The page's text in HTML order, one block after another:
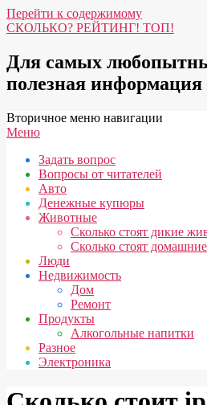
Перейти к содержимому
СКОЛЬКО? РЕЙТИНГ! ТОП!
Для самых
полезная информация
Вторичное меню навигации
Меню
Задать вопрос
Вопросы от читателей
Авто
Денежные купюры
Животные
Сколько стоят дикие
Сколько стоят
Люди
Недвижимость
Дом
Ремонт
Продукты
Алкогольные напитки
Разное
Электроника